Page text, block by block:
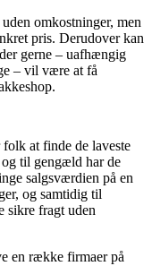
omkostninger, men
pris. Derudover kan
gerne – uafhængig
– vil være at få
at finde de laveste
til gengæld har de
salgsværdien på en
og samtidig til
sikre fragt uden
en række firmaer på